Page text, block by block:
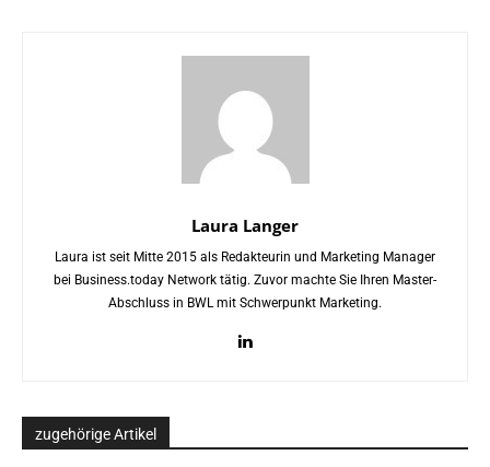
Laura Langer
Laura ist seit Mitte 2015 als Redakteurin und Marketing Manager
bei Business.today Network tätig. Zuvor machte Sie Ihren Master-
Abschluss in BWL mit Schwerpunkt Marketing.
zugehörige Artikel